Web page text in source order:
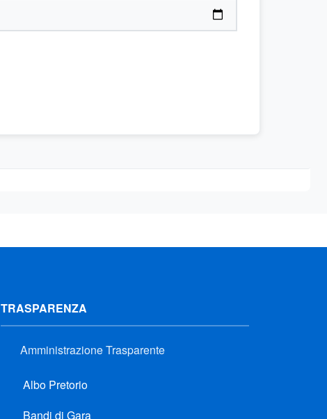
TRASPARENZA
Amministrazione Trasparente
Albo Pretorio
Bandi di Gara